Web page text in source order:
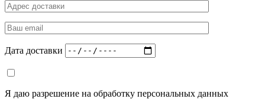
Дата доставки
Я даю разрешение на обработку персональных данных